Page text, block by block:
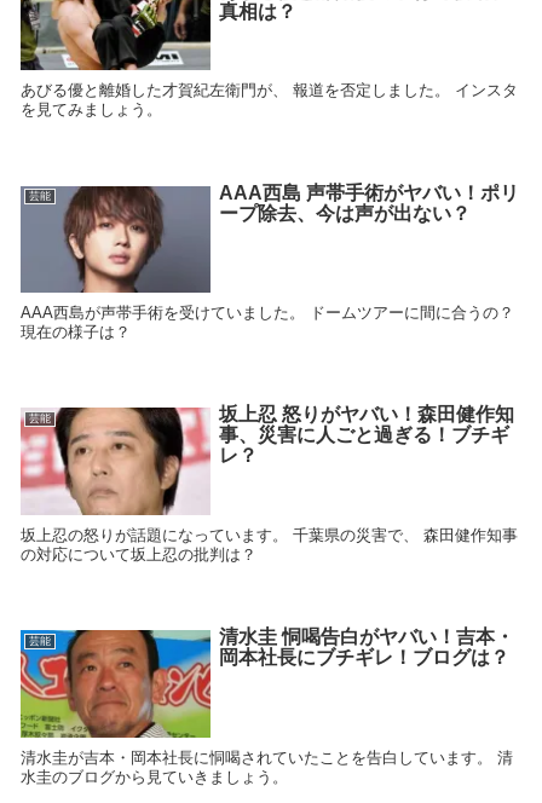
真相は？
あびる優と離婚した才賀紀左衛門が、 報道を否定しました。 インスタ
を見てみましょう。
芸能
AAA西島 声帯手術がヤバい！ポリ
ープ除去、今は声が出ない？
AAA西島が声帯手術を受けていました。 ドームツアーに間に合うの？
現在の様子は？
芸能
坂上忍 怒りがヤバい！森田健作知
事、災害に人ごと過ぎる！ブチギ
レ？
坂上忍の怒りが話題になっています。 千葉県の災害で、 森田健作知事
の対応について坂上忍の批判は？
芸能
清水圭 恫喝告白がヤバい！吉本・
岡本社長にブチギレ！ブログは？
清水圭が吉本・岡本社長に恫喝されていたことを告白しています。 清
水圭のブログから見ていきましょう。